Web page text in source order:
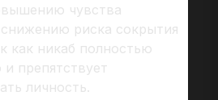
чувства
риска сокрытия
как никаб полностью
препятствует
личность.